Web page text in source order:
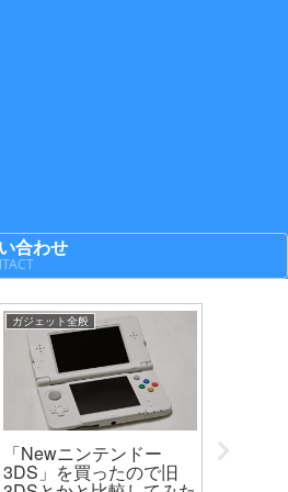
合わせ
ガジェット全般
「Newニンテンドー
3DS」を買ったので旧